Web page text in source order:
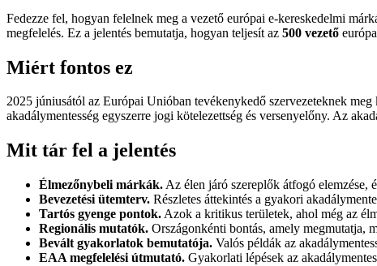
Fedezze fel, hogyan felelnek meg a vezető európai e-kereskedelmi
megfelelés. Ez a jelentés bemutatja, hogyan teljesít az 500 vezető
Miért fontos ez
2025 júniusától az Európai Unióban tevékenykedő szervezeteknek
akadálymentesség egyszerre jogi kötelezettség és versenyelőny. Az
Mit tár fel a jelentés
Élmezőnybeli márkák. Az élen járó szereplők átfogó elemzése,
Bevezetési ütemterv. Részletes áttekintés a gyakori
Tartós gyenge pontok. Azok a kritikus területek, ahol még az
Regionális mutatók. Országonkénti bontás, amely megmutatja,
Bevált gyakorlatok bemutatója. Valós példák az
EAA megfelelési útmutató. Gyakorlati lépések az